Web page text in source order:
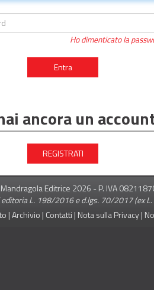
Ho dimenticato la
Entra
ancora un
REGISTRATI
Editrice 2026 - P. IVA
L. 198/2016 e d.lgs. 70/2017 (ex
|Archivio | Contatti | Nota sulla Privacy|